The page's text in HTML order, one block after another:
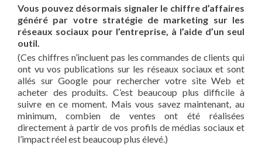
Vous pouvez désormais signaler le chiffre d’affaires
généré par votre stratégie de marketing sur les
réseaux sociaux pour l’entreprise, à l’aide d’un seul
outil.
(Ces chiffres n’incluent pas les commandes de clients qui
ont vu vos publications sur les réseaux sociaux et sont
allés sur Google pour rechercher votre site Web et
acheter des produits. C’est beaucoup plus difficile à
suivre en ce moment. Mais vous savez maintenant, au
minimum, combien de ventes ont été réalisées
directement à partir de vos profils de médias sociaux et
l’impact réel est beaucoup plus élevé.)